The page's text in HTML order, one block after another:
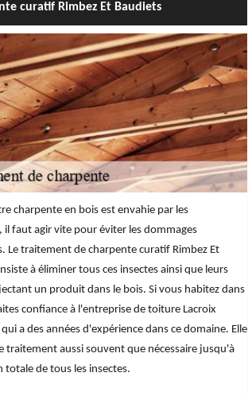
curatif Rimbez Et Baudiets
charpente en bois est envahie par les
il faut agir vite pour éviter les dommages
Le traitement de charpente curatif Rimbez Et
à éliminer tous ces insectes ainsi que leurs
un produit dans le bois. Si vous habitez dans
confiance à l'entreprise de toiture Lacroix
a des années d'expérience dans ce domaine. Elle
traitement aussi souvent que nécessaire jusqu'à
totale de tous les insectes.